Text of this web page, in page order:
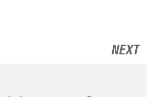
NEXT